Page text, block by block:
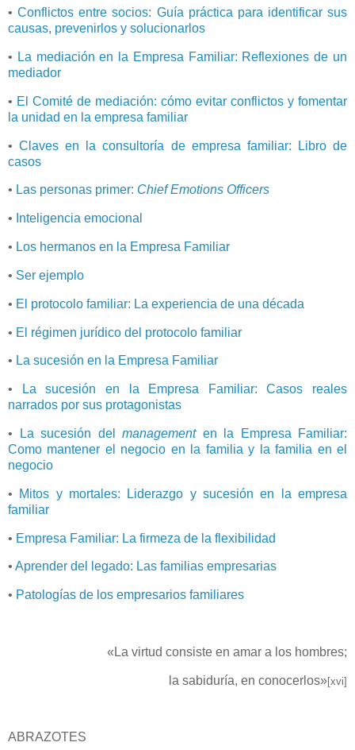
•Conflictos entre socios: Guía práctica para identificar sus
causas, prevenirlos y solucionarlos
• La mediación en la Empresa Familiar: Reflexiones de un
mediador
• El Comité de mediación: cómo evitar conflictos y fomentar
la unidad en la empresa familiar
•Claves en la consultoría de empresa familiar: Libro de
casos
• Las personas primer: Chief Emotions Officers
• Inteligencia emocional
• Los hermanos en la Empresa Familiar
• Ser ejemplo
• El protocolo familiar: La experiencia de una década
• El régimen jurídico del protocolo familiar
• La sucesión en la Empresa Familiar
•
La sucesión en la Empresa Familiar: Casos reales
narrados por sus protagonistas
• La sucesión del managementen la Empresa Familiar:
Como mantener el negocio en la familia y la familia en el
negocio
• Mitos y mortales: Liderazgo y sucesión en la empresa
familiar
• Empresa Familiar: La firmeza de la flexibilidad
• Aprender del legado: Las familias empresarias
• Patologías de los empresarios familiares
«La virtud consiste en amar a los hombres;
la sabiduría, en conocerlos»[xvi]
ABRAZOTES